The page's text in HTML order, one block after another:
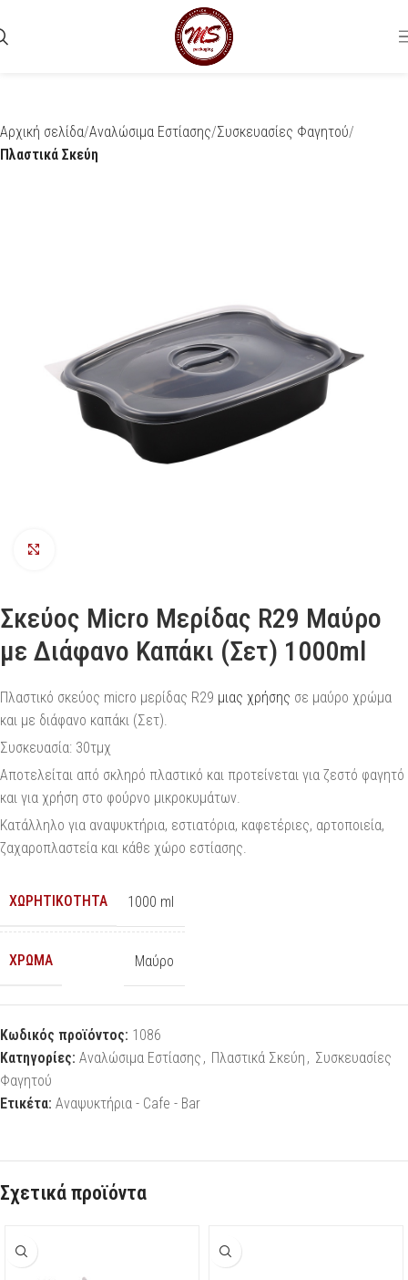
Αρχική σελίδα Αναλώσιμα Εστίασης Συσκευασίες Φαγητού
Πλαστικά Σκεύη
Σκεύος Micro Μερίδας R29 Μαύρο
με Διάφανο Καπάκι (Σετ) 1000ml
Πλαστικό σκεύος micro μερίδας R29 μιας χρήσης σε μαύρο χρώμα
και με διάφανο καπάκι (Σετ).
Συσκευασία: 30τμχ
Αποτελείται από σκληρό πλαστικό και προτείνεται για ζεστό φαγητό
και για χρήση στο φούρνο μικροκυμάτων.
Κατάλληλο για αναψυκτήρια, εστιατόρια, καφετέριες, αρτοποιεία,
ζαχαροπλαστεία και κάθε χώρο εστίασης.
ΧΩΡΗΤΙΚΌΤΗΤΑ 1000 ml
ΧΡΏΜΑ Μαύρο
Κωδικός προϊόντος: 1086
Κατηγορίες: Αναλώσιμα Εστίασης , Πλαστικά Σκεύη , Συσκευασίες
Φαγητού
Ετικέτα: Αναψυκτήρια - Cafe - Bar
Σχετικά προϊόντα